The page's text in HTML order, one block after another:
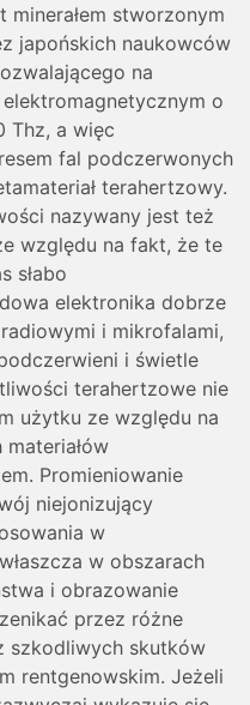
minerałem stworzonym
japońskich naukowców
na
o
Thz, a więc
fal podczerwonych
terahertzowy.
nazywany jest też
względu na fakt, że te
słabo
elektronika dobrze
i mikrofalami,
i świetle
terahertzowe nie
użytku ze względu na
Promieniowanie
niejonizujący
w
w obszarach
i obrazowanie
przez różne
szkodliwych skutków
rentgenowskim. Jeżeli